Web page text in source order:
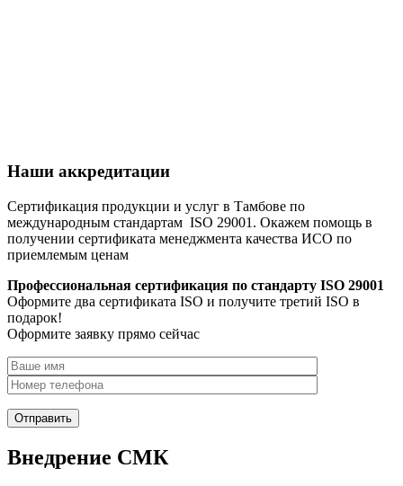
Наши аккредитации
Сертификация продукции и услуг в Тамбове по
международным стандартам ISO 29001. Окажем помощь в
получении сертификата менеджмента качества ИСО по
приемлемым ценам
Профессиональная сертификация по стандарту ISO 29001
Оформите два сертификата ISO и получите третий ISO в
подарок!
Оформите заявку прямо сейчас
Внедрение СМК